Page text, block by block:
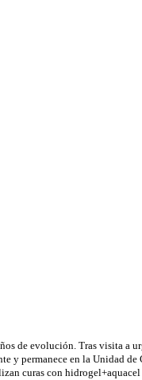
de evolución. Tras visita a
y permanece en la Unidad
curas con